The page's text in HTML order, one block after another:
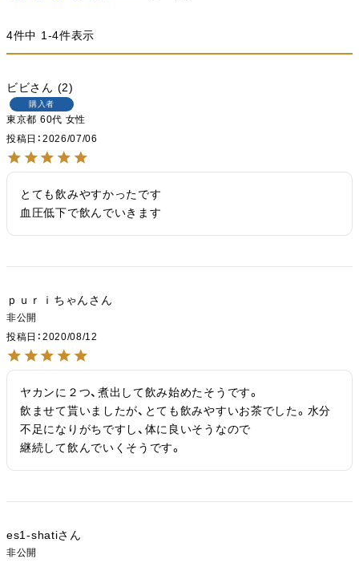
4件中 1-4件表示
ビビ 2
購入者
東京都 60代 女性
投稿日
2026/07/06
とても飲みやすかったです
血圧低下で飲んでいきます
ｐｕｒｉちゃん
非公開
投稿日
2020/08/12
ヤカンに２つ、煮出して飲み始めたそうです。
飲ませて貰いましたが、とても飲みやすいお茶でした。水分
不足になりがちですし、体に良いそうなので
継続して飲んでいくそうです。
es1-shati
非公開